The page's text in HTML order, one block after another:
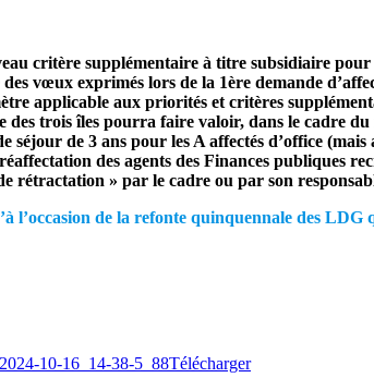
critère supplémentaire à titre subsidiaire
des vœux exprimés lors de la 1ère demande
applicable aux priorités et critères
des trois îles pourra faire valoir, dans le cadre
séjour de 3 ans pour les A affectés d’office
des agents des Finances publiques
rétractation » par le cadre ou par son
l’occasion de la refonte quinquennale des
10-16_14-38-5_88Télécharger